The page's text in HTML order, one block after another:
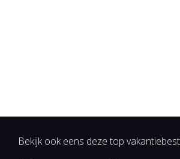
Bekijk ook eens deze top